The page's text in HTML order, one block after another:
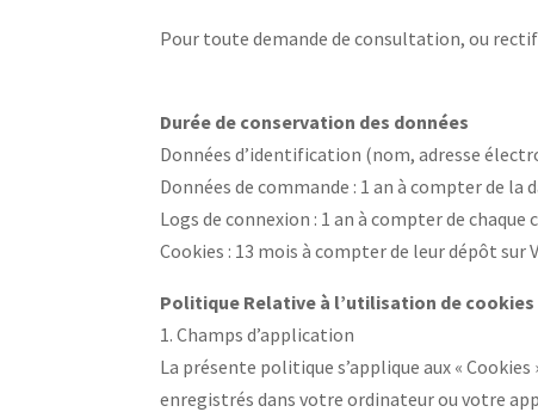
Pour toute demande de consultation, ou
Durée de conservation des données
Données d’identification (nom, adresse
Données de commande : 1 an à compter de la
Logs de connexion : 1 an à compter de chaque
Cookies : 13 mois à compter de leur dépôt
Politique Relative à l’utilisation de cookies
1. Champs d’application
La présente politique s’applique aux «
enregistrés dans votre ordinateur ou votre